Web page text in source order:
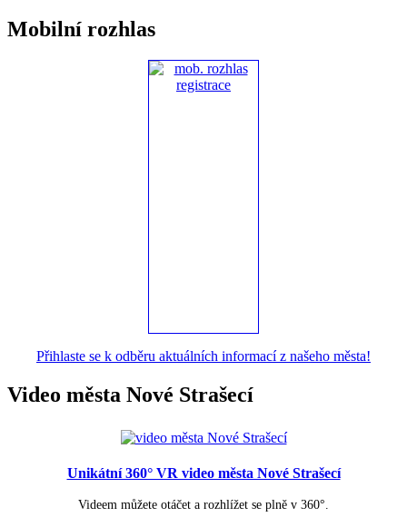
Mobilní rozhlas
Přihlaste se k odběru aktuálních informací z našeho města!
Video města Nové Strašecí
Unikátní 360° VR video města Nové Strašecí
Videem můžete otáčet a rozhlížet se plně v 360°.